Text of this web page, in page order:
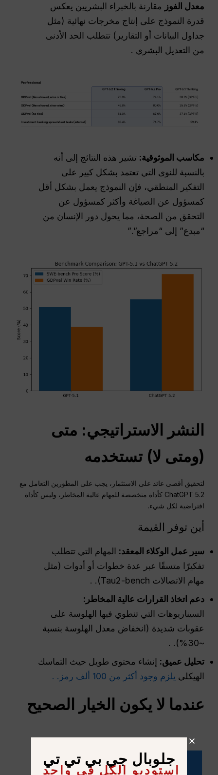
معدل الفوز مقارنة بالخبراء البشريين يعكس
قدرة النموذج على إنتاج مخرجات نهائية (مثل
جداول البيانات أو التقارير) تتطلب الحد الأدنى
من التعديل البشري .
مكاسب الموثوقية: تشير هذه النتائج إلى أنه
بالنسبة للنوى التي تعتمد بشكل كبير على
التفكير المنطقي، فإن النموذج يعمل بشكل أقل
كمسؤول عن الصياغة وأكثر كمسؤول عن
التحقق من الصحة، مما يحول دور الإنسان من
“مبدع” إلى “مراجع”.”
النشر الاستراتيجي: متى
(ومتى لا) تستخدمه
لتحقيق أقصى عائد على الاستثمار، يجب على المطورين التعامل مع
ChatGPT 5.2 كأداة متخصصة للمهام عالية المخاطر، وليس كأداة
افتراضية لكل شيء.
أين توفر القيمة
سير عمل الوكلاء المعقد: المهام التي تتطلب
تفكيرًا متسقًا عبر عدة خطوات أو أدوات (مثل
مهام الاتصالات Tau2-bench). .
دعم اتخاذ القرارات عالية المخاطر:
السيناريوهات التي تنطوي فيها الهلوسة على
عقوبات شديدة (انخفاض معدل الهلوسة بنسبة
~30%). .
تحليل عميق: إنشاء محتوى طويل حيث التماسك
الهيكلي يلزم وجود أكثر من 100 ألف رمز. .
عندما لا يكون الخيار الصحيح
جلوبال جي بي تي تي
استوديو الكل في واحد